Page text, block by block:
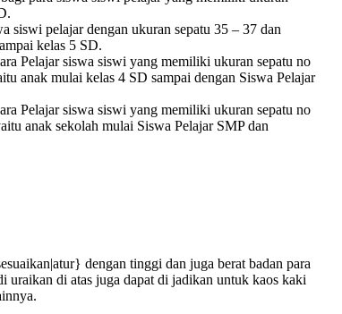
siswi pelajar dengan ukuran sepatu 35 – 37 dan
kelas 5 SD.
Pelajar siswa siswi yang memiliki ukuran sepatu no
anak mulai kelas 4 SD sampai dengan Siswa Pelajar
Pelajar siswa siswi yang memiliki ukuran sepatu no
anak sekolah mulai Siswa Pelajar SMP dan
dengan tinggi dan juga berat badan para
uraikan di atas juga dapat di jadikan untuk kaos kaki